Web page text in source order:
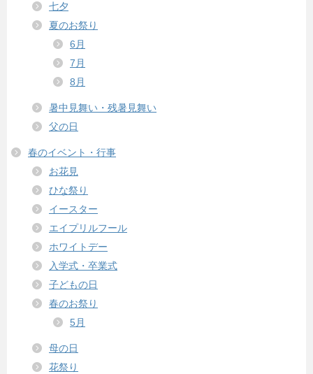
七夕
夏のお祭り
6月
7月
8月
暑中見舞い・残暑見舞い
父の日
春のイベント・行事
お花見
ひな祭り
イースター
エイプリルフール
ホワイトデー
入学式・卒業式
子どもの日
春のお祭り
5月
母の日
花祭り